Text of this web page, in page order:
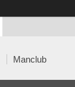
Manclub